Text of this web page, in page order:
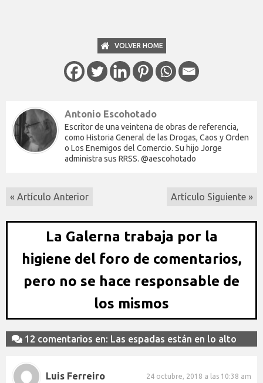
VOLVER HOME
Antonio Escohotado
Escritor de una veintena de obras de referencia,
como Historia General de las Drogas, Caos y Orden
o Los Enemigos del Comercio. Su hijo Jorge
administra sus RRSS. @aescohotado
« Artículo Anterior Artículo Siguiente »
La Galerna trabaja por la
higiene del foro de comentarios,
pero no se hace responsable de
los mismos
12 comentarios en: Las espadas están en lo alto
Luis Ferreiro 24 octubre, 2018 a las 10:38 am